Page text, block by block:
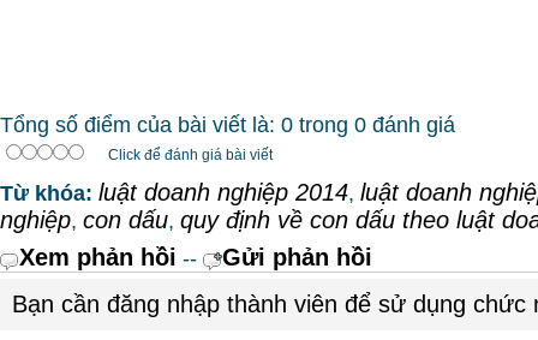
Tổng số điểm của bài viết là: 0 trong 0 đánh giá
Click để đánh giá bài viết
Từ khóa: luật doanh nghiệp 2014, luật doanh
nghiệp, con dấu, quy định về con dấu theo luật
Xem phản hồi --
Gửi phản hồi
Bạn cần đăng nhập thành viên để sử dụng chức